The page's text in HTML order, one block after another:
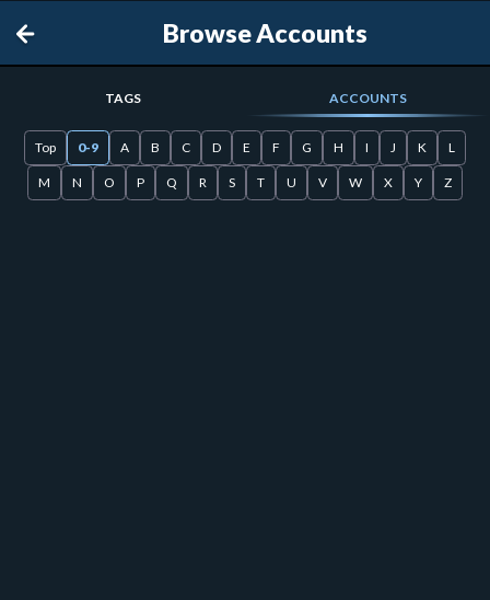
Browse Accounts
TAGS ACCOUNTS
Top 0-9 A B C D E F G H I J K L
M N O P Q R S T U V W X Y Z